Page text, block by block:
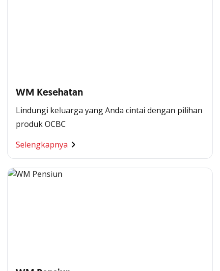
WM Kesehatan
Lindungi keluarga yang Anda cintai dengan pilihan
produk OCBC
Selengkapnya